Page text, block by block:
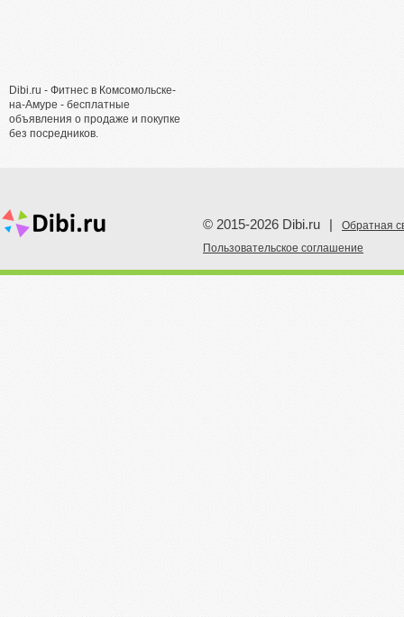
Dibi.ru - Фитнес в Комсомольске-
на-Амуре - бесплатные
объявления о продаже и покупке
без посредников.
© 2015-2026 Dibi.ru
Обратная
Пoльзовательское соглашение